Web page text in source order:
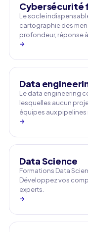
Cybersécurité
Le socle
cartographie des
profondeur, réponse à
→
Data
Le data engineering
lesquelles aucun
équipes aux pipelines
→
Data Science
Formations Data
Développez vos
experts.
→